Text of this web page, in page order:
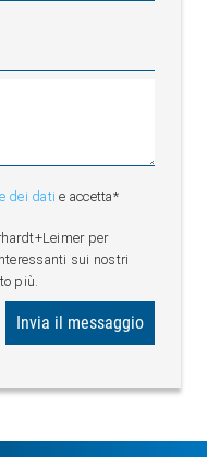
dei datie accetta*
per
sui nostri
più.
Invia il messaggio